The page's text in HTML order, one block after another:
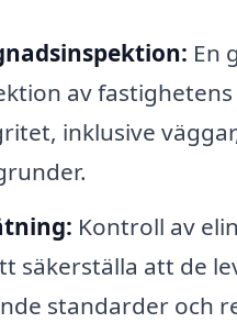
En
av
inklusive
Kontroll av
säkerställa att de
standarder och